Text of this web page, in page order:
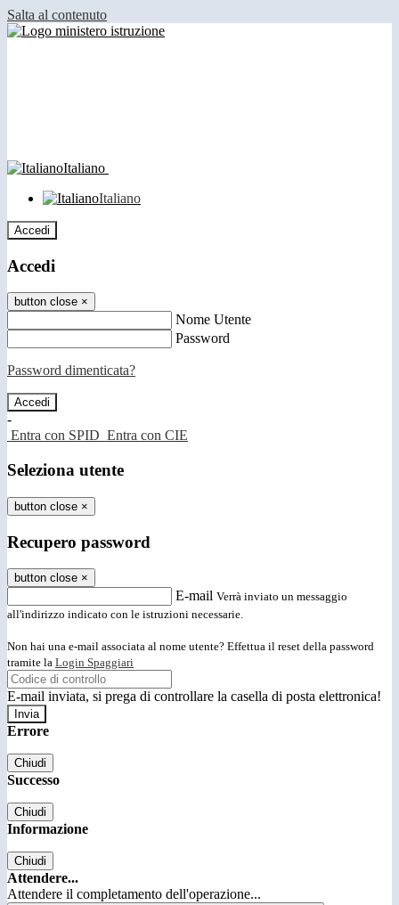
Salta al contenuto
Italiano
Italiano
Accedi
Accedi
button close ×
Nome Utente
Password
Password dimenticata?
-
Entra con SPID Entra con CIE
Seleziona utente
button close ×
Recupero password
button close ×
E-mail Verrà inviato un messaggio
all'indirizzo indicato con le istruzioni necessarie.
Non hai una e-mail associata al nome utente? Effettua il reset della password
tramite la Login Spaggiari
E-mail inviata, si prega di controllare la casella di posta elettronica!
Errore
Chiudi
Successo
Chiudi
Informazione
Chiudi
Attendere...
Attendere il completamento dell'operazione...